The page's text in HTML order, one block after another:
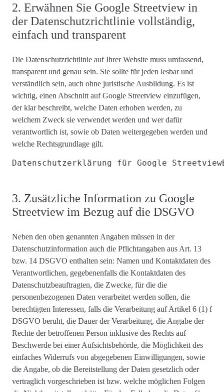
2. Erwähnen Sie Google Streetview in
der Datenschutzrichtlinie vollständig,
einfach und transparent
Die Datenschutzrichtlinie auf Ihrer Website muss umfassend,
transparent und genau sein. Sie sollte für jeden lesbar und
verständlich sein, auch ohne juristische Ausbildung. Es ist
wichtig, einen Abschnitt auf Google Streetview einzufügen,
derklar beschreibt, welche Daten erhoben werden, zu
welchem ​​Zweck sie verwendet werden und wer dafür
verantwortlich ist, sowie ob Daten weitergegeben werden und
welche Rechtsgrundlage gilt.
Datenschutzerklärung für Google Streetview
3. Zusätzliche Information zu Google
Streetview im Bezug auf die DSGVO
Neben den oben genannten Angaben müssen in der
Datenschutzinformation auch die Pflichtangaben aus Art. 13
bzw. 14 DSGVO enthalten sein: Namen und Kontaktdaten des
Verantwortlichen, gegebenenfalls die Kontaktdaten des
Datenschutzbeauftragten, die Zwecke, für die die
personenbezogenen Daten verarbeitet werden sollen, die
berechtigten Interessen, falls die Verarbeitung auf Artikel 6 (1) f
DSGVO beruht, die Dauer der Verarbeitung, die Angabe der
Rechte der betroffenen Person inklusive des Rechts auf
Beschwerde bei einer Aufsichtsbehörde, die Möglichkeit des
einfaches Widerrufs von abgegebenen Einwilligungen, sowie
die Angabe, ob die Bereitstellung der Daten gesetzlich oder
vertraglich vorgeschrieben ist bzw. welche möglichen Folgen